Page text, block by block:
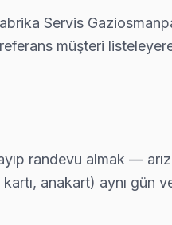
renk bozukluğu ve ekran
ekibimiz 90 dakika içinde
ediyor.
Servis
müşteri
randevu almak —
anakart) aynı gün